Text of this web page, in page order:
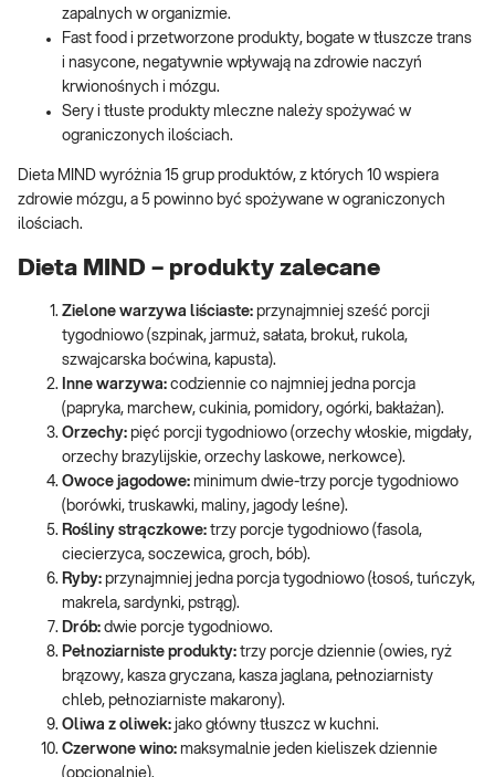
zapalnych w organizmie.
Fast food i przetworzone produkty, bogate w tłuszcze trans
i nasycone, negatywnie wpływają na zdrowie naczyń
krwionośnych i mózgu.
Sery i tłuste produkty mleczne należy spożywać w
ograniczonych ilościach.
Dieta MIND wyróżnia 15 grup produktów, z których 10 wspiera
zdrowie mózgu, a 5 powinno być spożywane w ograniczonych
ilościach.
Dieta MIND – produkty zalecane
Zielone warzywa liściaste: przynajmniej sześć porcji
tygodniowo (szpinak, jarmuż, sałata, brokuł, rukola,
szwajcarska boćwina, kapusta).
Inne warzywa: codziennie co najmniej jedna porcja
(papryka, marchew, cukinia, pomidory, ogórki, bakłażan).
Orzechy: pięć porcji tygodniowo (orzechy włoskie, migdały,
orzechy brazylijskie, orzechy laskowe, nerkowce).
Owoce jagodowe: minimum dwie-trzy porcje tygodniowo
(borówki, truskawki, maliny, jagody leśne).
Rośliny strączkowe: trzy porcje tygodniowo (fasola,
ciecierzyca, soczewica, groch, bób).
Ryby: przynajmniej jedna porcja tygodniowo (łosoś, tuńczyk,
makrela, sardynki, pstrąg).
Drób: dwie porcje tygodniowo.
Pełnoziarniste produkty: trzy porcje dziennie (owies, ryż
brązowy, kasza gryczana, kasza jaglana, pełnoziarnisty
chleb, pełnoziarniste makarony).
Oliwa z oliwek: jako główny tłuszcz w kuchni.
Czerwone wino: maksymalnie jeden kieliszek dziennie